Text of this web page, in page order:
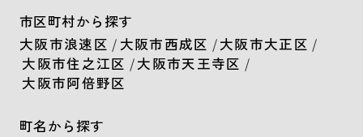
市区町村から探す
大阪市浪速区 / 大阪市西成区 /大阪市大正区 /
大阪市住之江区 /大阪市天王寺区 /
大阪市阿倍野区
町名から探す